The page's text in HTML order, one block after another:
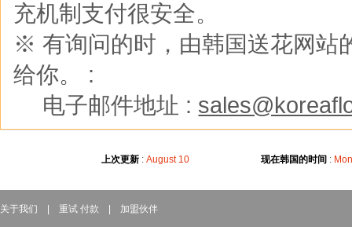
充机制支付很安全。
※ 有询问的时，由韩国送花网站
给你。 :
电子邮件地址 :
上次更新 :August 10 现在韩国的时间 :
关于我们 重试 付款 加盟伙伴